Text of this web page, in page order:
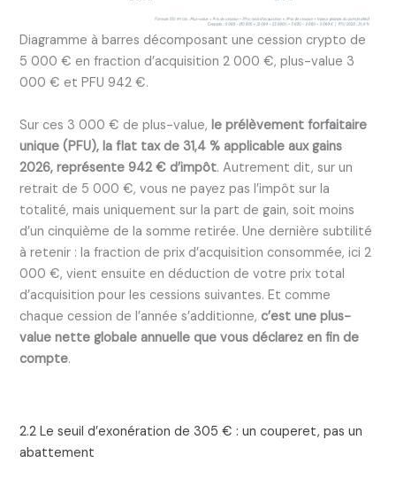
Diagramme à barres décomposant une cession crypto de
5 000 € en fraction d’acquisition 2 000 €, plus-value 3
000 € et PFU 942 €.
Sur ces 3 000 € de plus-value,le prélèvement forfaitaire
unique (PFU), la flat tax de 31,4 % applicable aux gains
2026, représente 942 € d’impôt. Autrement dit, sur un
retrait de 5 000 €, vous ne payez pas l’impôt sur la
totalité, mais uniquement sur la part de gain, soit moins
d’un cinquième de la somme retirée. Une dernière subtilité
à retenir : la fraction de prix d’acquisition consommée, ici 2
000 €, vient ensuite en déduction de votre prix total
d’acquisition pour les cessions suivantes. Et comme
chaque cession de l’année s’additionne,c’est une plus-
value nette globale annuelle que vous déclarez en fin de
compte.
2.2 Le seuil d’exonération de 305 € : un couperet, pas un
abattement